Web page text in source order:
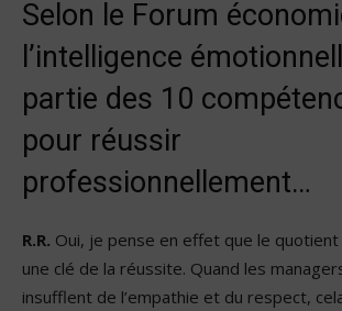
Selon le Forum
l’intelligence
partie des 10
pour réussir
professionnellement…
R.R. Oui, je pense en effet que le
une clé de la réussite. Quand les
insufflent de l’empathie et du respect,